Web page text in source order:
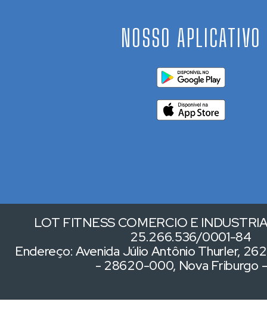
NOSSO APLICATIVO
LOT FITNESS COMERCIO E
25.266.536/0001-84
Endereço: Avenida Júlio Antônio Thurler,
- 28620-000, Nova Friburgo